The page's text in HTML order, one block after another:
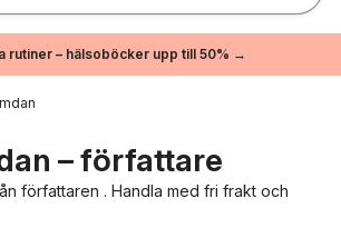
rutiner – hälsoböcker upp till 50% →
– författare
författaren . Handla med fri frakt och